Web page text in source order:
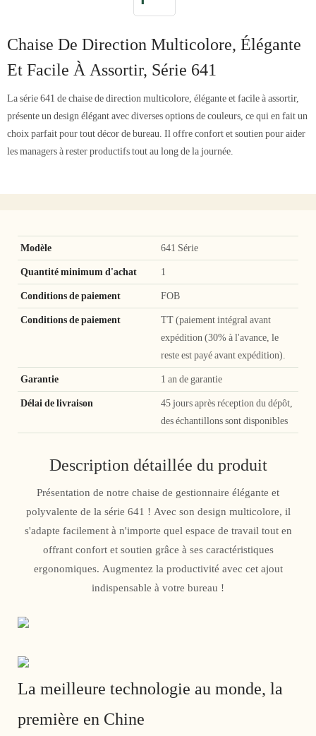
Chaise De Direction Multicolore, Élégante
Et Facile À Assortir, Série 641
La série 641 de chaise de direction multicolore, élégante et facile à assortir,
présente un design élégant avec diverses options de couleurs, ce qui en fait un
choix parfait pour tout décor de bureau. Il offre confort et soutien pour aider
les managers à rester productifs tout au long de la journée.
Modèle 641 Série
Quantité minimum d'achat 1
Conditions de paiement FOB
Conditions de paiement
TT (paiement intégral avant
expédition (30% à l'avance, le
reste est payé avant expédition).
Garantie 1 an de garantie
Délai de livraison
45 jours après réception du dépôt,
des échantillons sont disponibles
Description détaillée du produit
Présentation de notre chaise de gestionnaire élégante et
polyvalente de la série 641 ! Avec son design multicolore, il
s'adapte facilement à n'importe quel espace de travail tout en
offrant confort et soutien grâce à ses caractéristiques
ergonomiques. Augmentez la productivité avec cet ajout
indispensable à votre bureau !
La meilleure technologie au monde, la
première en Chine